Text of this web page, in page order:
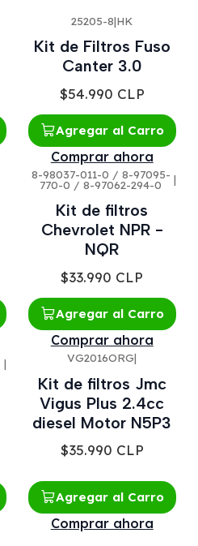
25205-8|HK
Kit de Filtros Fuso
Canter 3.0
$54.990 CLP
Agregar al Carro
Comprar ahora
8-98037-011-0 / 8-97095-
770-0 / 8-97062-294-0 |
Kit de filtros
Chevrolet NPR -
NQR
$33.990 CLP
Agregar al Carro
Comprar ahora
| VG2016ORG|
Kit de filtros Jmc
Vigus Plus 2.4cc
diesel Motor N5P3
$35.990 CLP
Agregar al Carro
Comprar ahora